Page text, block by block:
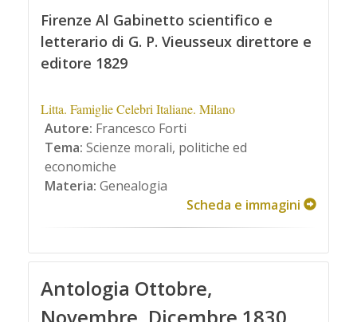
Firenze Al Gabinetto scientifico e
letterario di G. P. Vieusseux direttore e
editore 1829
Litta. Famiglie Celebri Italiane. Milano
Autore: Francesco Forti
Tema: Scienze morali, politiche ed
economiche
Materia: Genealogia
Scheda e immagini
Antologia Ottobre,